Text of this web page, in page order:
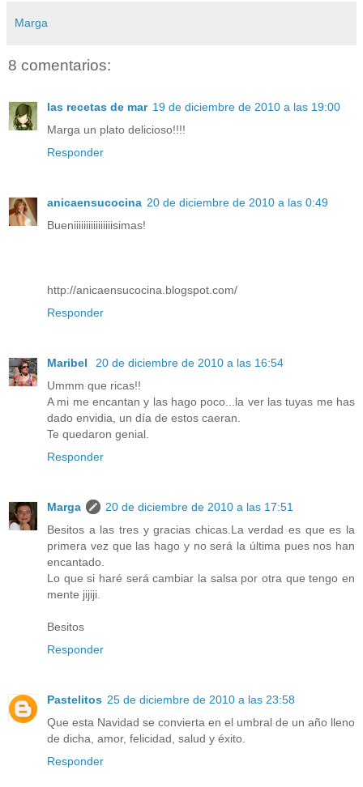
Marga
8 comentarios:
las recetas de mar 19 de diciembre de 2010 a las 19:00
Marga un plato delicioso!!!!
Responder
anicaensucocina 20 de diciembre de 2010 a las 0:49
Bueniiiiiiiiiiiiiiiisimas!
http://anicaensucocina.blogspot.com/
Responder
Maribel
20 de diciembre de 2010 a las 16:54
Ummm que ricas!!
A mi me encantan y las hago poco...la ver las tuyas me has
dado envidia, un día de estos caeran.
Te quedaron genial.
Responder
Marga
20 de diciembre de 2010 a las 17:51
Besitos a las tres y gracias chicas.La verdad es que es la
primera vez que las hago y no será la última pues nos han
encantado.
Lo que si haré será cambiar la salsa por otra que tengo en
mente jijiji.
Besitos
Responder
Pastelitos 25 de diciembre de 2010 a las 23:58
Que esta Navidad se convierta en el umbral de un año lleno
de dicha, amor, felicidad, salud y éxito.
Responder